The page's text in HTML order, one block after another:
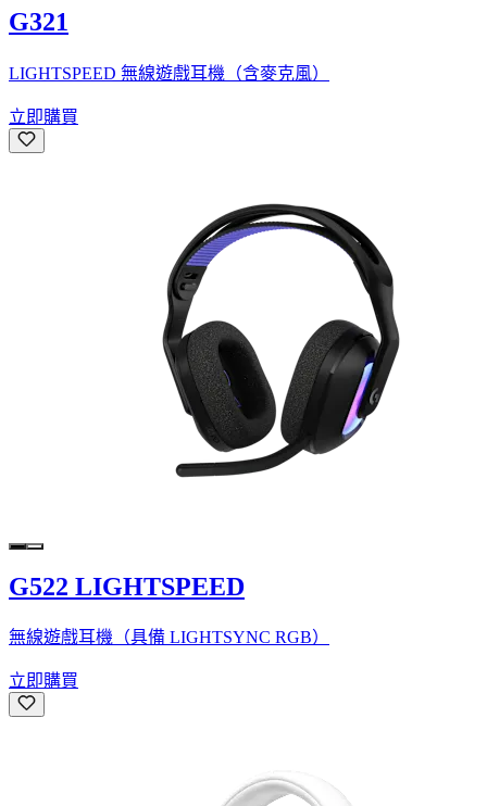
G321
LIGHTSPEED 無線遊戲耳機（含麥克風）
立即購買
G522 LIGHTSPEED
無線遊戲耳機（具備 LIGHTSYNC RGB）
立即購買